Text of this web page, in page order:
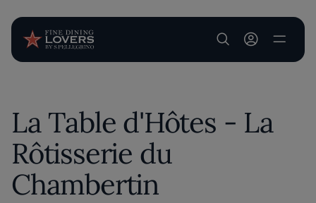
User account
La Table d'Hôtes - La
Rôtisserie du
Chambertin